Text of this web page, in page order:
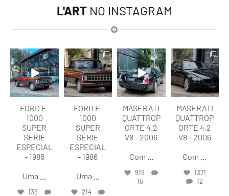
L'ART NO INSTAGRAM
lart.br
Ago 7
FORD F-
1000
SUPER
SÉRIE
ESPECIAL
- 1986
Uma
135
lart.br
Ago 7
FORD F-
1000
SUPER
SÉRIE
ESPECIAL
- 1986
Uma
214
lart.br
Ago 6
MASERATI
QUATTROP
ORTE 4.2
V8 - 2006
Com
919
15
lart.br
Ago 6
MASERATI
QUATTROP
ORTE 4.2
V8 - 2006
Com
1371
12